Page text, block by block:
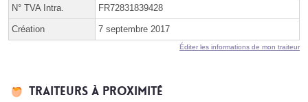
N° TVA Intra. FR72831839428
Création 7 septembre 2017
Éditer les informations de mon traiteur
Traiteurs à proximité